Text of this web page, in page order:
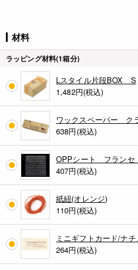
材料
ラッピング材料(1箱分)
Lスタイル片段BOX S
1,482円(税込)
ワックスペーパー ク
638円(税込)
OPPシート フラン
407円(税込)
紙紐(オレンジ)
110円(税込)
ミニギフトカード/ナ
264円(税込)